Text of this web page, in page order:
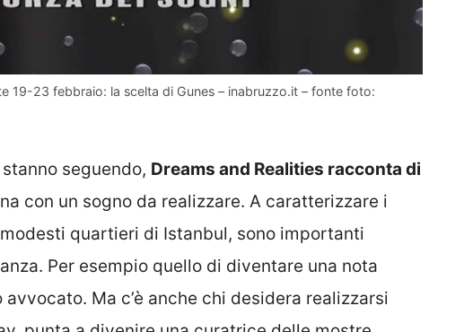
19-23 febbraio: la scelta di Gunes – inabruzzo.it – fonte foto:
seguendo, Dreams and Realities racconta di
con un sogno da realizzare. A caratterizzare i
quartieri di Istanbul, sono importanti
Per esempio quello di diventare una nota
Ma c’è anche chi desidera realizzarsi